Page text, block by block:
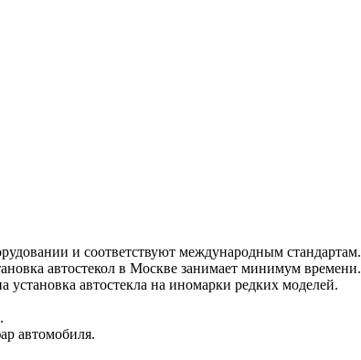
и соответствуют международным стандартам.
автостекол в Москве занимает минимум времени.
автостекла на иномарки редких моделей.
автомобиля.